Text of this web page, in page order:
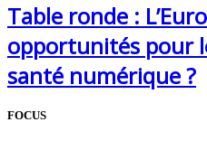
Table ronde :
opportunités pour
santé numérique ?
FOCUS